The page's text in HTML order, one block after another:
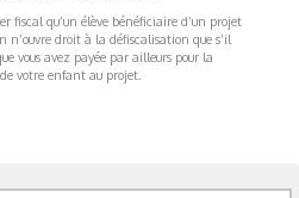
fiscal qu’un élève bénéficiaire d’un projet
n’ouvre droit à la défiscalisation que s’il
vous avez payée par ailleurs pour la
votre enfant au projet.